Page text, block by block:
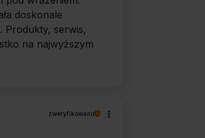
doskonale
Produkty, serwis,
na najwyższym
zweryfikowano